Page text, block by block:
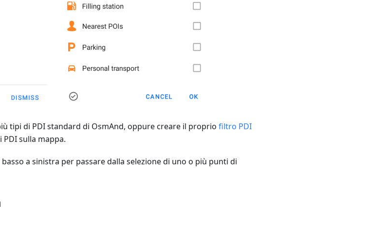
tipi di PDI standard di OsmAnd, oppure creare il proprio filtro PDI
sulla mappa.
a sinistra per passare dalla selezione di uno o più punti di